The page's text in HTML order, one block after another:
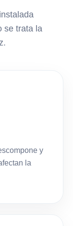
se trata la
y
la